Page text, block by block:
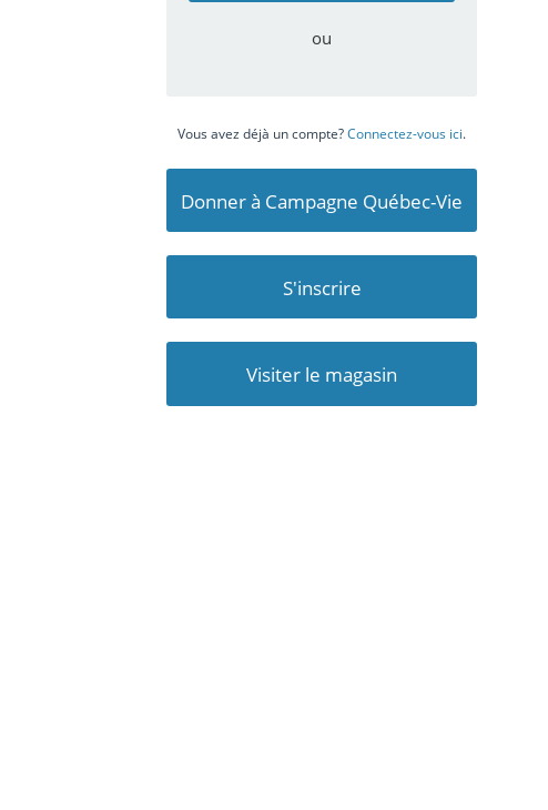
ou
Vous avez déjà un compte?Connectez-vous ici.
Donner à Campagne Québec-Vie
S'inscrire
Visiter le magasin